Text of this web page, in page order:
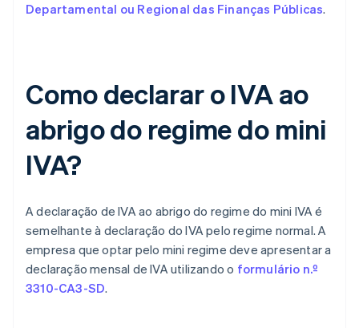
Departamental ou Regional das Finanças Públicas.
Como declarar o IVA ao
abrigo do regime do mini
IVA?
A declaração de IVA ao abrigo do regime do mini IVA é
semelhante à declaração do IVA pelo regime normal. A
empresa que optar pelo mini regime deve apresentar a
declaração mensal de IVA utilizando o formulário n.º
3310-CA3-SD.